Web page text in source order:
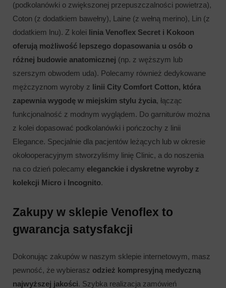
(podkolanówki o zwiększonej przepuszczalności powietrza),
Coton (z dodatkiem bawełny), Laine (z wełną merino), Lin (z
dodatkiem lnu). Z kolei linia Venoflex Secret i Kokoon
oferują możliwość lepszego dopasowania u osób o
różnej budowie anatomicznej (np. z węższym lub
szerszym obwodem uda). Polecamy również dedykowane
mężczyznom wyroby z linii City Comfort Cotton, która
zapewnia wygodę w miejskim stylu życia, łącząc
funkcjonalność z modnym wyglądem. Do garniturów można
z kolei dopasować podkolanówki i pończochy z linii
Elegance. Specjalnie dla pacjentów leżących lub w okresie
okołooperacyjnym stworzyliśmy linię Clinic, a do noszenia
na co dzień polecamy eleganckie i dyskretne wyroby z
kolekcji Micro i Incognito.
Zakupy w sklepie Venoflex to
gwarancja satysfakcji
Dokonując zakupów w naszym sklepie internetowym, masz
pewność, że wybierasz odzież kompresyjną medyczną
najwyższej jakości. Szybka realizacja zamówień